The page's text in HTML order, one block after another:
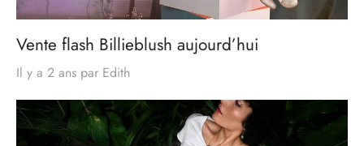
Vente flash Billieblush aujourd’hui
Il y a 2 ans par Edith